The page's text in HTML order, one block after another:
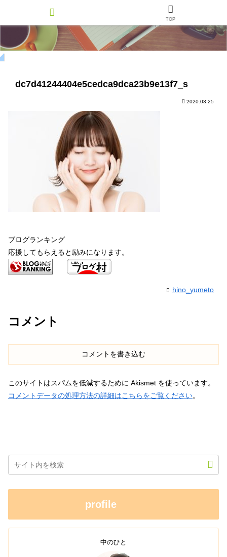
dc7d41244404e5cedca9dca23b9e13f7_s
2020.03.25
ブログランキング
応援してもらえると励みになります。
hino_yumeto
コメント
コメントを書き込む
このサイトはスパムを低減するために Akismet を使っています。
コメントデータの処理方法の詳細はこちらをご覧ください。
profile
中のひと
TOP